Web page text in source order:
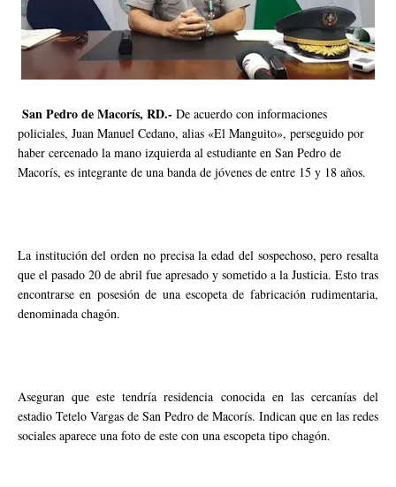
San Pedro de Macorís, RD.- De acuerdo con informaciones
policiales, Juan Manuel Cedano, alias «El Manguito», perseguido por
haber cercenado la mano izquierda al estudiante en San Pedro de
Macorís, es integrante de una banda de jóvenes de entre 15 y 18 años.
La institución del orden no precisa la edad del sospechoso, pero resalta
que el pasado 20 de abril fue apresado y sometido a la Justicia. Esto tras
encontrarse en posesión de una escopeta de fabricación rudimentaria,
denominada chagón.
Aseguran que este tendría residencia conocida en las cercanías del
estadio Tetelo Vargas de San Pedro de Macorís. Indican que en las redes
sociales aparece una foto de este con una escopeta tipo chagón.